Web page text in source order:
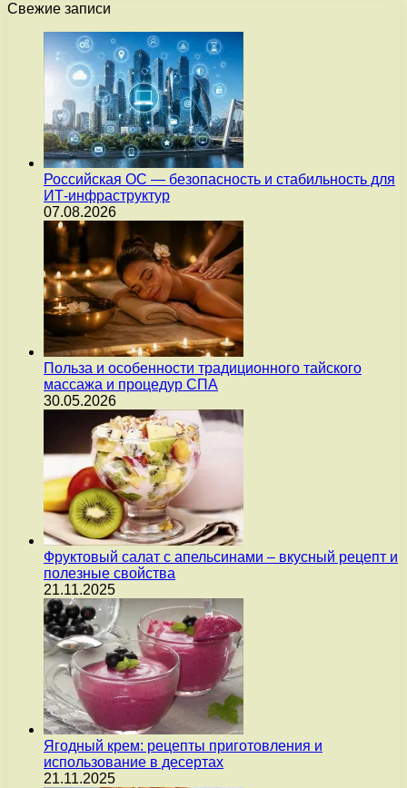
Свежие записи
Российская ОС — безопасность и стабильность для
ИТ-инфраструктур
07.08.2026
Польза и особенности традиционного тайского
массажа и процедур СПА
30.05.2026
Фруктовый салат с апельсинами – вкусный рецепт и
полезные свойства
21.11.2025
Ягодный крем: рецепты приготовления и
использование в десертах
21.11.2025